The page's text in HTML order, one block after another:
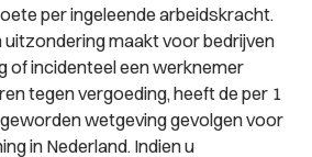
per ingeleende arbeidskracht.
uitzondering maakt voor bedrijven
of incidenteel een werknemer
tegen vergoeding, heeft de per 1
wetgeving gevolgen voor
in Nederland. Indien u